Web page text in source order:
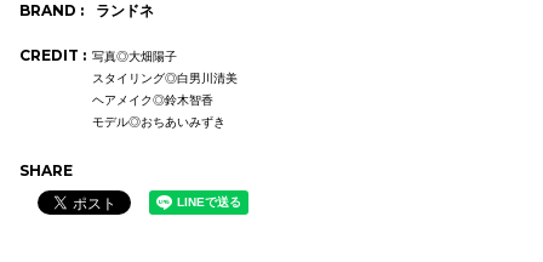
BRAND : ランドネ
CREDIT : 写真◎大畑陽子
スタイリング◎白男川清美
ヘアメイク◎鈴木智香
モデル◎おちあいみずき
SHARE